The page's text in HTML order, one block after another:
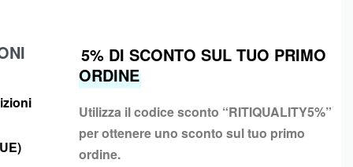
5% DI SCONTO SUL TUO PRIMO
ORDINE
Utilizza il codice sconto “RITIQUALITY5%”
per ottenere uno sconto sul tuo primo
ordine.